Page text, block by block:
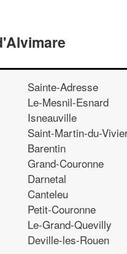
Sainte-Adresse
Le-Mesnil-Esnard
Isneauville
Saint-Martin-du-
Barentin
Grand-Couronne
Darnetal
Canteleu
Petit-Couronne
Le-Grand-Quevilly
Deville-les-Rouen